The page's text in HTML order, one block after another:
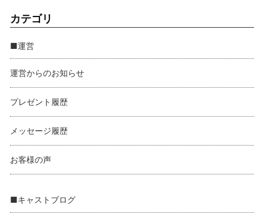
カテゴリ
■運営
運営からのお知らせ
プレゼント履歴
メッセージ履歴
お客様の声
■キャストブログ